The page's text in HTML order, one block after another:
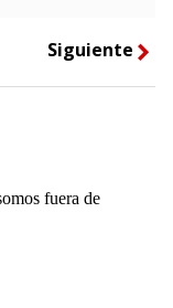
Siguiente right